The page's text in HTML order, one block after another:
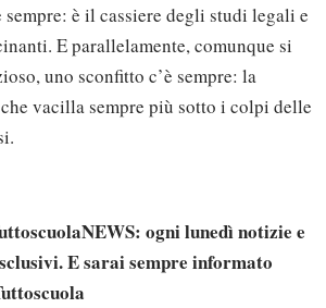
è il cassiere degli studi legali e
E parallelamente, comunque si
uno sconfitto c’è sempre: la
vacilla sempre più sotto i colpi delle
ogni lunedì notizie e
E sarai sempre informato